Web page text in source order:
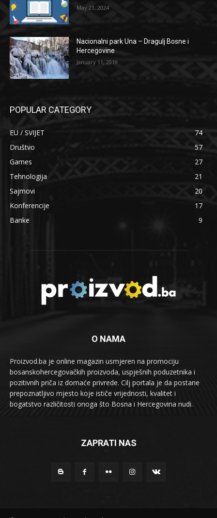
May 21, 2024
Nacionalni park Una – Dragulj Bosne i
Hercegovine
January 11, 2019
POPULAR CATEGORY
EU / SVIJET
74
Društvo
57
Games
27
Tehnologija
21
Sajmovi
20
Konferencije
17
Banke
9
O NAMA
Proizvod.ba je online magazin usmjeren na promociju
bosanskohercegovačkih proizvoda, uspješnih poduzetnika i
pozitivnih priča iz domaće privrede. Cilj portala je da postane
prepoznatljivo mjesto koje ističe vrijednosti, kvalitet i
bogatstvo različitosti onoga što Bosna i Hercegovina nudi.
ZAPRATI NAS